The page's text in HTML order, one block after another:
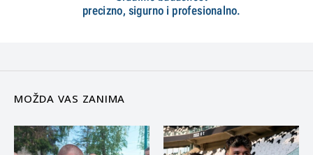
MOŽDA VAS ZANIMA